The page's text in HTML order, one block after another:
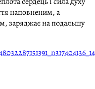
наповненим, а
заряджає на подальшу